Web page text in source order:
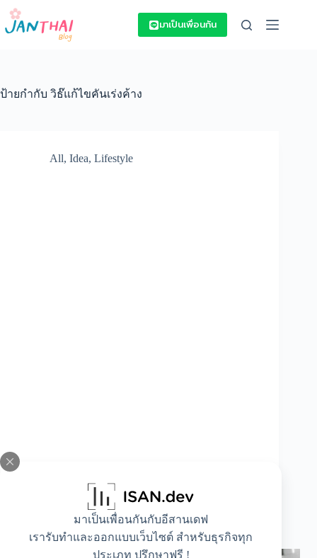
Skip
content
มาเป็นเพื่อนกันกับอีสานเดฟ
เรารับทำและออกแบบเว็บไซต์ สำหรับธุรกิจทุก
ประเภท ปรึกษาฟรี !
มาเป็นเพื่อนกัน
ป้ายกำกับ วิธ๊แก้ไขคันเร่งค้าง
All, Idea, Lifestyle
ข้อควรปฏิบัติเมื่อคันเร่งรถยนต์ค้าง